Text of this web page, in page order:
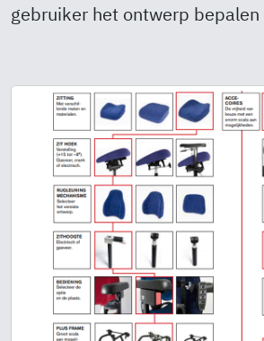
gebruiker het ontwerp bepalen